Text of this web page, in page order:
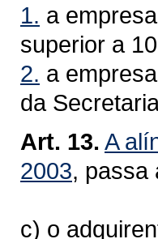
1. a
superior a
2. a
da
Art. 13. A
2003, passa
c) o